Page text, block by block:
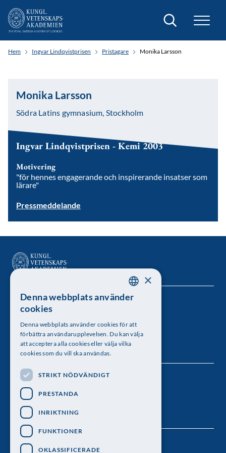
Sök
Hem Ingvar Lindqvistprisen Pristagare Monika Larsson
Monika Larsson
Södra Latins gymnasium, Stockholm
Ingvar Lindqvistprisen - Kemi 2003
Motivering
"för hennes engagerande och inspirerande insatser som
lärare"
Pressmeddelande
Kungl. Vetenskapsakademien
Besöksadress: Lilla Frescativägen 4A
Telefon: 08-673 95 00
Följ oss
SWEDISH
×
Denna webbplats använder
cookies
Denna webbplats använder cookies för att
förbättra användarupplevelsen. Du kan välja
att acceptera alla cookies eller välja vilka
cookies som du vill ska användas.
STRIKT NÖDVÄNDIGT
PRESTANDA
INRIKTNING
FUNKTIONER
OKLASSIFICERADE